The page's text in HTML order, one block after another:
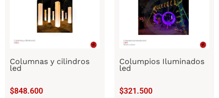
Columnas y cilindros
led
$848.600
Columpios Iluminados
led
$321.500